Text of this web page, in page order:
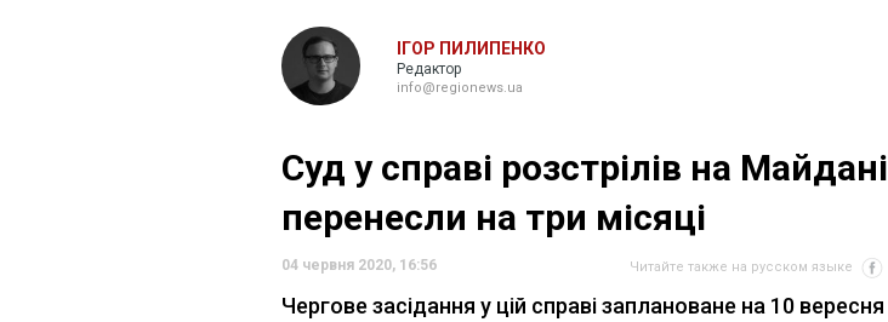
ІГОР ПИЛИПЕНКО
Редактор
info@regionews.ua
Суд у справі розстрілів на Майдані
перенесли на три місяці
04 червня 2020, 16:56 Читайте также на русском языке
Чергове засідання у цій справі заплановане на 10 вересня